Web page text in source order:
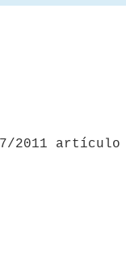
2011 artículo